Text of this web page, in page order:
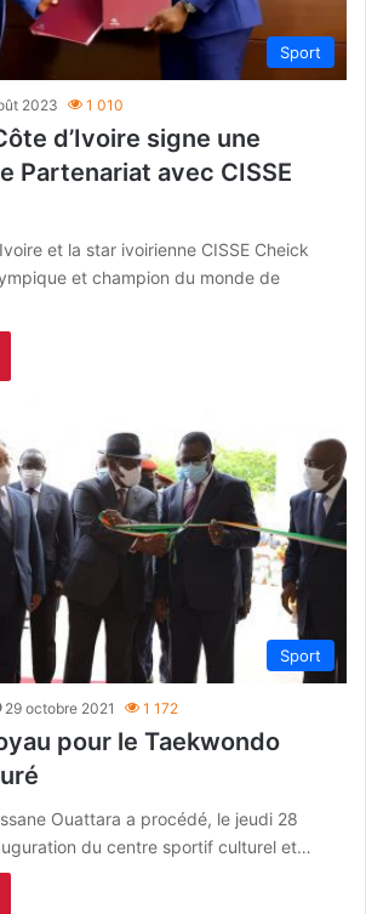
Sport
2023 1 010
d’Ivoire signe une
Partenariat avec CISSE
et la star ivoirienne CISSE Cheick
et champion du monde de
Sport
29 octobre 2021 1 172
pour le Taekwondo
Ouattara a procédé, le jeudi 28
du centre sportif culturel et…